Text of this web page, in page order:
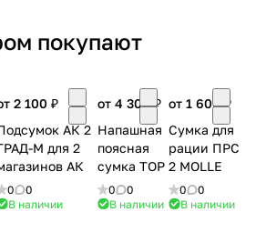
покупают
2 100 ₽
АК 2
М для 2
АК
0
0
В наличии
от 4 300 ₽
Напашная
поясная
сумка ТОР
0
0
В наличии
от 1 600 ₽
Сумка для
рации ПРС
2 MOLLE
0
0
В наличии